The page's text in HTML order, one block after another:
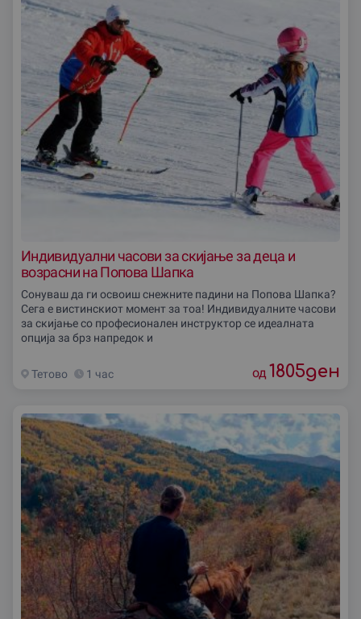
Индивидуални часови за скијање за деца и
возрасни на Попова Шапка
Сонуваш да ги освоиш снежните падини на Попова Шапка?
Сега е вистинскиот момент за тоа! Индивидуалните часови
за скијање со професионален инструктор се идеалната
опција за брз напредок и
Тетово 1 час од 1805ден